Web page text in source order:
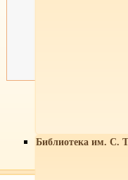
Библиотека им. С.